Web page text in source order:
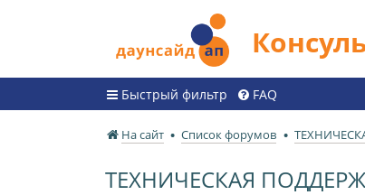
Быстрый фильтр FAQ
На сайт Список форумов
ТЕХНИЧЕСКАЯ